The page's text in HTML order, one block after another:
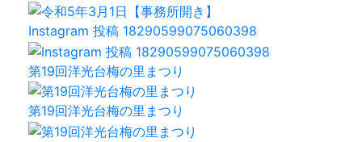
Instagram 投稿 18290599075060398
第19回洋光台梅の里まつり
第19回洋光台梅の里まつり